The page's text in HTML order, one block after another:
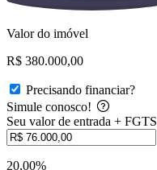
Valor do imóvel
R$ 380.000,00
Precisando financiar?
Simule conosco!
Seu valor de entrada + FGTS
20,00%